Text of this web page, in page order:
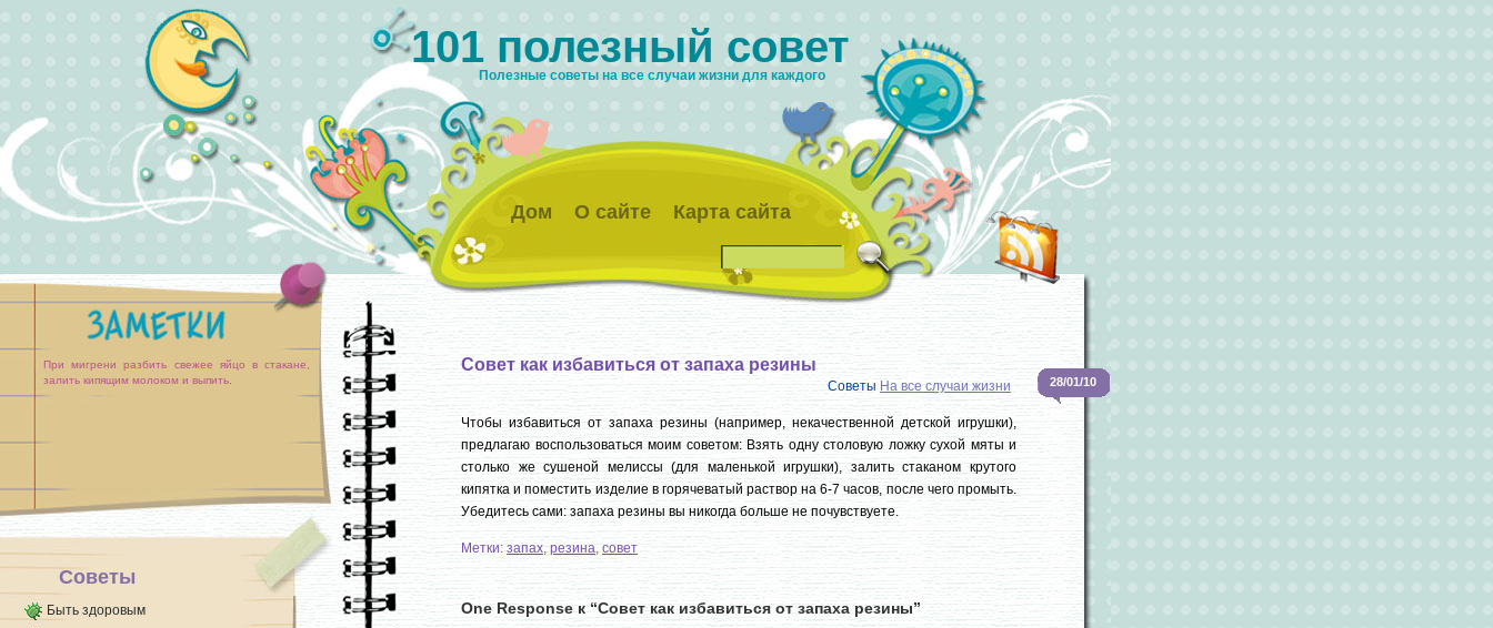
101 полезный совет
Полезные советы на все случаи жизни для каждого
Дом О сайте Карта сайта
При мигрени разбить свежее яйцо в стакане,
залить кипящим молоком и выпить.
Советы
Быть здоровым
Совет как избавиться от запаха резины
Советы На все случаи жизни 28/01/10
Чтобы избавиться от запаха резины (например, некачественной детской игрушки),
предлагаю воспользоваться моим советом: Взять одну столовую ложку сухой мяты и
столько же сушеной мелиссы (для маленькой игрушки), залить стаканом крутого
кипятка и поместить изделие в горячеватый раствор на 6-7 часов, после чего промыть.
Убедитесь сами: запаха резины вы никогда больше не почувствуете.
Метки: запах, резина, совет
One Response к “Совет как избавиться от запаха резины”